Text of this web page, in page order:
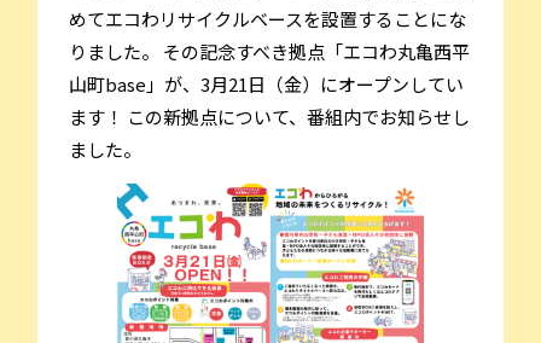
めてエコわリサイクルベースを設置することにな
りました。 その記念すべき拠点「エコわ丸亀西平
山町base」が、3月21日（金）にオープンしてい
ます！ この新拠点について、番組内でお知らせし
ました。